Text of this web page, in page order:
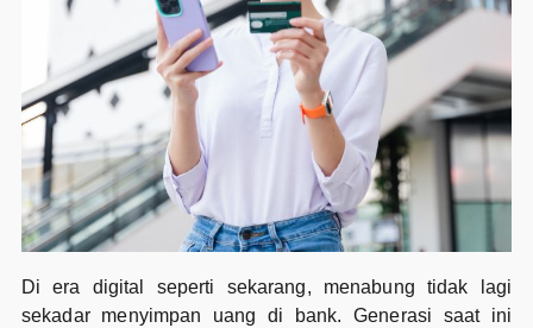
Di era digital seperti sekarang, menabung tidak lagi
sekadar menyimpan uang di bank. Generasi saat ini